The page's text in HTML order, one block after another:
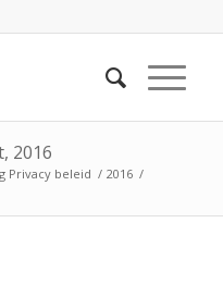
2016
Privacy beleid / 2016 /